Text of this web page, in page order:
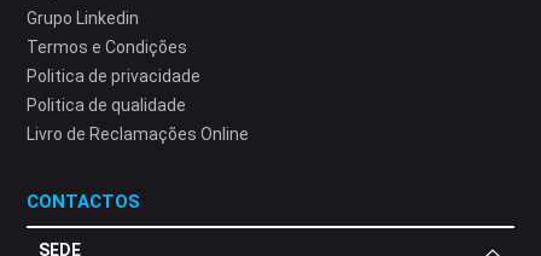
Grupo Linkedin
Termos e Condições
Politica de privacidade
Politica de qualidade
Livro de Reclamações Online
CONTACTOS
SEDE